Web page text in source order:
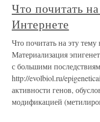
Что почитать
Интернете
Что почитать на эту
Материализация
с большими
http://evolbiol.ru/
активности генов,
модификацией